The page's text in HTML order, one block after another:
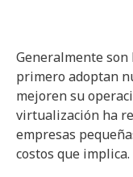
Generalmente son
primero adoptan
mejoren su
virtualización ha
empresas
costos que implica.